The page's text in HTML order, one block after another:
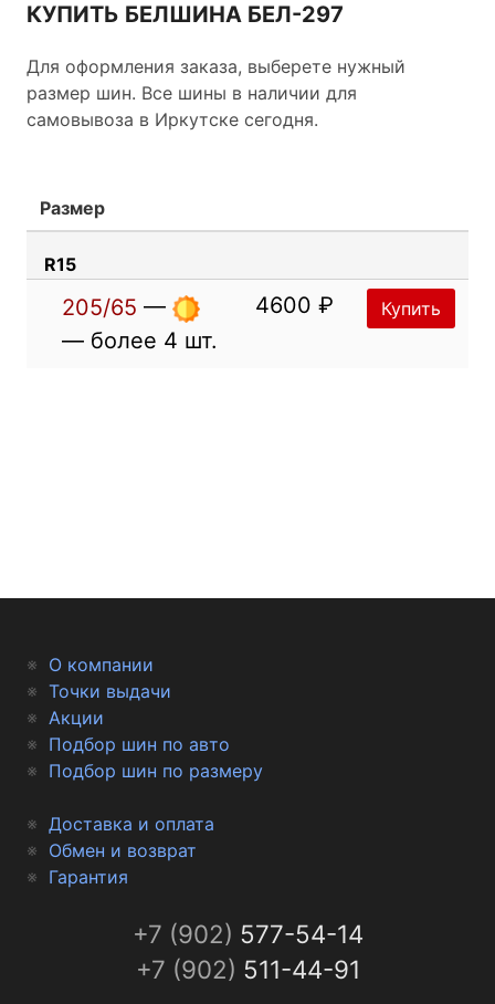
КУПИТЬ БЕЛШИНА БЕЛ-297
Для оформления заказа, выберете нужный
размер шин. Все шины в наличии для
самовывоза в Иркутске сегодня.
Размер
R15
205/65 —
— более 4 шт.
4600 ₽ Купить
О компании
Точки выдачи
Акции
Подбор шин по авто
Подбор шин по размеру
Доставка и оплата
Обмен и возврат
Гарантия
+7 (902) 577-54-14
+7 (902) 511-44-91